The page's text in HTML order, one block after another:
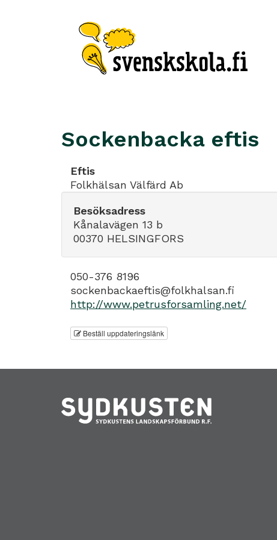
Sockenbacka eftis
Eftis
Folkhälsan Välfärd Ab
Besöksadress
Kånalavägen 13 b
00370 HELSINGFORS
050-376 8196
sockenbackaeftis@folkhalsan.fi
http://www.petrusforsamling.net/
Beställ uppdateringslänk